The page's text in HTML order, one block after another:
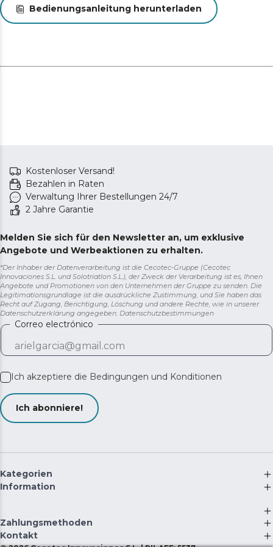
Bedienungsanleitung herunterladen
Kostenloser Versand!
Bezahlen in Raten
Verwaltung Ihrer Bestellungen 24/7
2 Jahre Garantie
Melden Sie sich für den Newsletter an, um exklusive
Angebote und Werbeaktionen zu erhalten.
*Der Inhaber der Datenverarbeitung ist die Cecotec-Gruppe (Cecotec
Innovaciones S.L. und Solotriatlon S.L.), der Zweck der Verarbeitung ist es, Ihnen
Angebote und Promotionen von den Unternehmen der Gruppe zu senden. Die
Legitimationsgrundlage ist die ausdrückliche Zustimmung, und Sie haben das
Recht auf Zugang, Berichtigung, Löschung und andere Rechte, wie in unserer
Datenschutzerklärung angegeben. Datenschutzbestimmungen
Correo electrónico
Ich akzeptiere die Bedingungen und Konditionen
Ich abonniere!
Kategorien
Information
Zahlungsmethoden
Kontakt